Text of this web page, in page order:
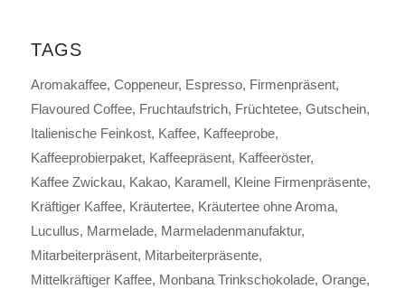
TAGS
Aromakaffee Coppeneur Espresso Firmenpräsent
Flavoured Coffee Fruchtaufstrich Früchtetee Gutschein
Italienische Feinkost Kaffee Kaffeeprobe
Kaffeeprobierpaket Kaffeepräsent Kaffeeröster
Kaffee Zwickau Kakao Karamell Kleine Firmenpräsente
Kräftiger Kaffee Kräutertee Kräutertee ohne Aroma
Lucullus Marmelade Marmeladenmanufaktur
Mitarbeiterpräsent Mitarbeiterpräsente
Mittelkräftiger Kaffee Monbana Trinkschokolade Orange